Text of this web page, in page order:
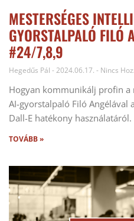
MESTERSÉGES
GYORSTALPALÓ FILÓ
#24/7,8,9
Hegedűs Pál 2024.06.17. Nincs
Hogyan kommunikálj profin a
AI-gyorstalpaló Filó Angélával
Dall-E hatékony használatáról.
TOVÁBB »